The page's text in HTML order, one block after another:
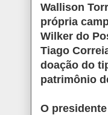
Wallison
própria
Wilker do
Tiago
doação do
patrimônio
O